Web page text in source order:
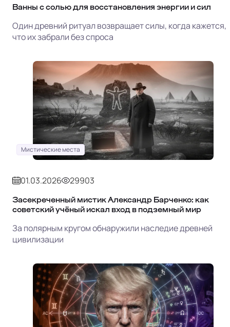
Ванны с солью для восстановления энергии и сил
Один древний ритуал возвращает силы, когда кажется,
что их забрали без спроса
Мистические места
01.03.2026 29903
Засекреченный мистик Александр Барченко: как
советский учёный искал вход в подземный мир
За полярным кругом обнаружили наследие древней
цивилизации